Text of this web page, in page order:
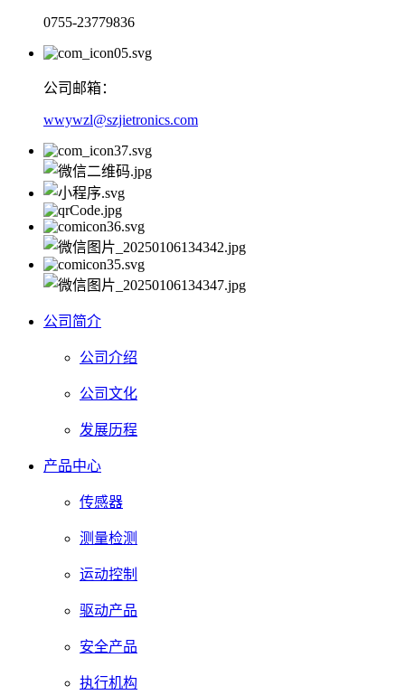
0755-23779836
公司邮箱：
wwywzl@szjietronics.com
公司简介
公司介绍
公司文化
发展历程
产品中心
传感器
测量检测
运动控制
驱动产品
安全产品
执行机构